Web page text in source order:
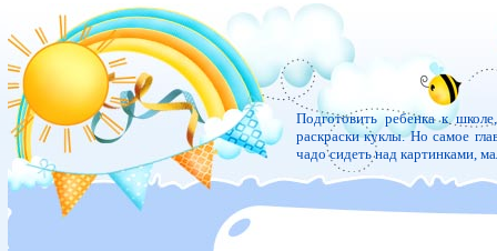
Подготовить ребенка к
раскраски куклы. Но самое
чадо сидеть над картинками,